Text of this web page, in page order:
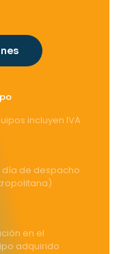
incluyen IVA
de despacho
en el
adquirido